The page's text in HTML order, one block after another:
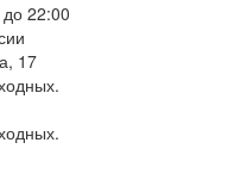
22:00
17